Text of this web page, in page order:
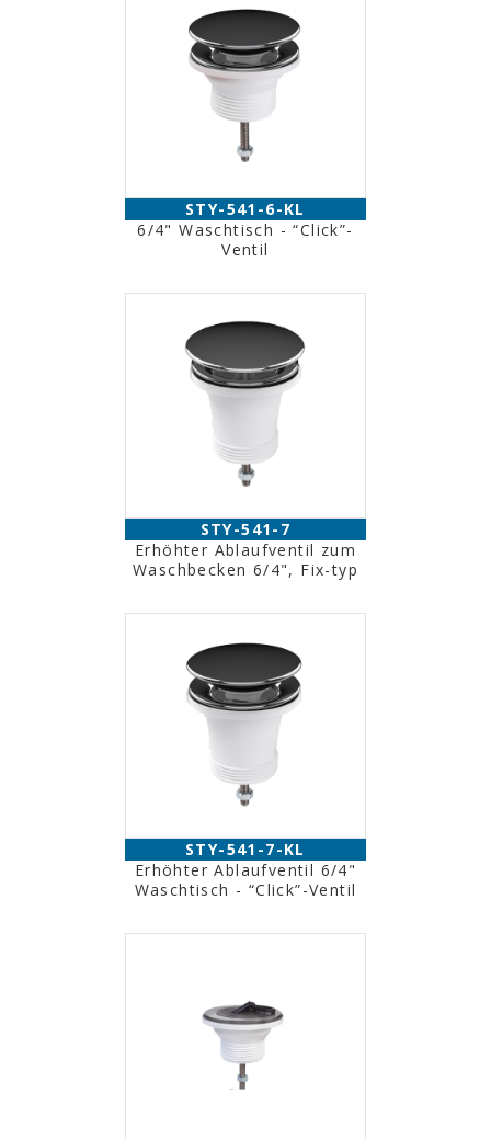
STY-541-6-KL
6/4" Waschtisch - “Click”-
Ventil
STY-541-7
Erhöhter Ablaufventil zum
Waschbecken 6/4", Fix-typ
STY-541-7-KL
Erhöhter Ablaufventil 6/4"
Waschtisch - “Click”-Ventil